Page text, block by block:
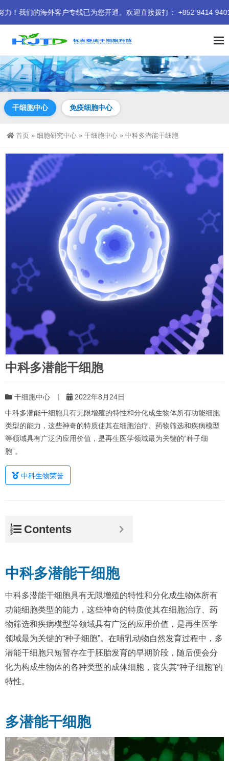
的海外客户专线已为您开通。欢迎直接拨打： +852 9414 9401 我们
干细胞中心 免疫细胞中心
首页 » 细胞研究中心 » 干细胞中心 » 中科多潜能干细胞
中科多潜能干细胞
干细胞中心 |
2022年8月24日
中科多潜能干细胞具有无限增殖的特性和分化成生物体所有功能细胞
类型的能力，这些神奇的特质使其在细胞治疗、药物筛选和疾病模型
等领域具有广泛的应用价值，是再生医学领域最为关键的“种子细
胞”。
中科生物荣誉
Contents
中科多潜能干细胞
中科多潜能干细胞具有无限增殖的特性和分化成生物体所有
功能细胞类型的能力，这些神奇的特质使其在细胞治疗、药
物筛选和疾病模型等领域具有广泛的应用价值，是再生医学
领域最为关键的“种子细胞”。在哺乳动物自然发育过程中，多
潜能干细胞只短暂存在于胚胎发育的早期阶段，随后便会分
化为构成生物体的各种类型的成体细胞，丧失其“种子细胞”的
特性。
多潜能干细胞